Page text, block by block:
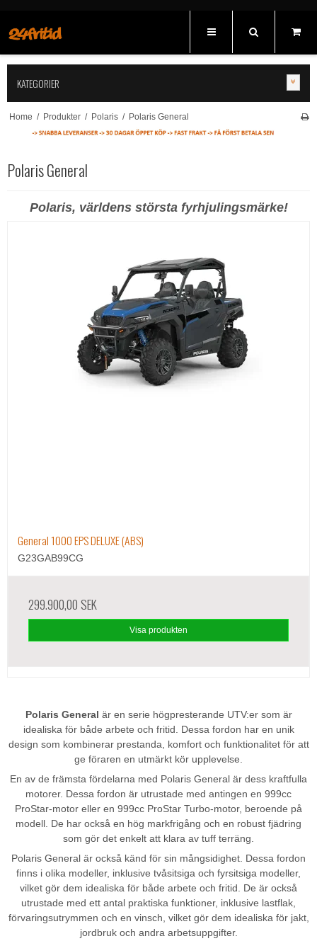
KATEGORIER
Home / Produkter / Polaris / Polaris General
Polaris General
Polaris, världens största fyrhjulingsmärke!
General 1000 EPS DELUXE (ABS)
G23GAB99CG
299.900,00 SEK
Visa produkten
Polaris General är en serie högpresterande UTV:er som är
idealiska för både arbete och fritid. Dessa fordon har en unik
design som kombinerar prestanda, komfort och funktionalitet för att
ge föraren en utmärkt kör upplevelse.
En av de främsta fördelarna med Polaris General är dess kraftfulla
motorer. Dessa fordon är utrustade med antingen en 999cc
ProStar-motor eller en 999cc ProStar Turbo-motor, beroende på
modell. De har också en hög markfrigång och en robust fjädring
som gör det enkelt att klara av tuff terräng.
Polaris General är också känd för sin mångsidighet. Dessa fordon
finns i olika modeller, inklusive tvåsitsiga och fyrsitsiga modeller,
vilket gör dem idealiska för både arbete och fritid. De är också
utrustade med ett antal praktiska funktioner, inklusive lastflak,
förvaringsutrymmen och en vinsch, vilket gör dem idealiska för jakt,
jordbruk och andra arbetsuppgifter.